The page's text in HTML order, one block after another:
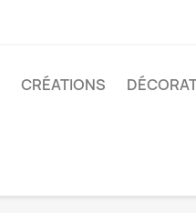
CRÉATIONS